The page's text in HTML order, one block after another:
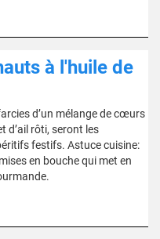
à l'huile de
d’un mélange de cœurs
d’ail rôti, seront les
festifs. Astuce cuisine:
en bouche qui met en